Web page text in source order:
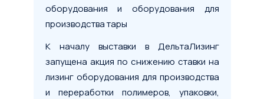
оборудования и оборудования для
производства тары
К началу выставки в ДельтаЛизинг
запущена акция по снижению ставки на
лизинг оборудования для производства
и переработки полимеров, упаковки,